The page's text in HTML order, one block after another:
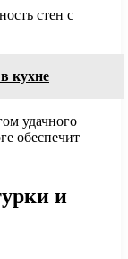
стен с
кухне
удачного
обеспечит
и